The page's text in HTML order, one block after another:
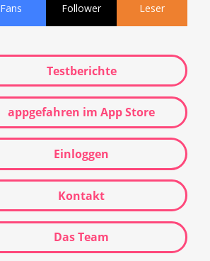
Fans Follower Leser
Testberichte
appgefahren im App Store
Einloggen
Kontakt
Das Team